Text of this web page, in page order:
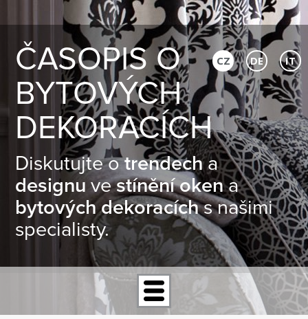
ČASOPIS O
BYTOVÝCH
DEKORACÍCH
Diskutujte otrendecha
designuvestínění okena
bytových dekoracíchs našimi
specialisty.
CZ DE IT